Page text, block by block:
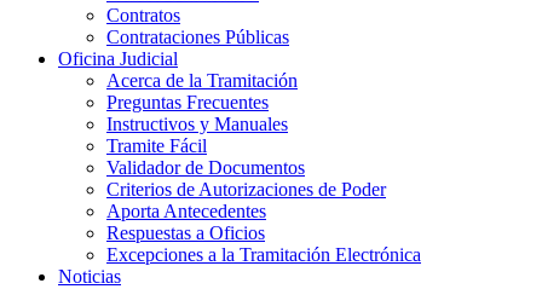
Contratos
Contrataciones Públicas
Oficina Judicial
Acerca de la Tramitación
Preguntas Frecuentes
Instructivos y Manuales
Tramite Fácil
Validador de Documentos
Criterios de Autorizaciones de Poder
Aporta Antecedentes
Respuestas a Oficios
Excepciones a la Tramitación Electrónica
Noticias